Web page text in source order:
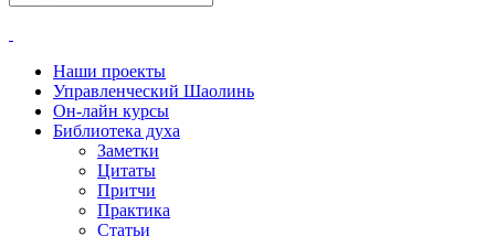
Наши проекты
Управленческий Шаолинь
Он-лайн курсы
Библиотека духа
Заметки
Цитаты
Притчи
Практика
Статьи